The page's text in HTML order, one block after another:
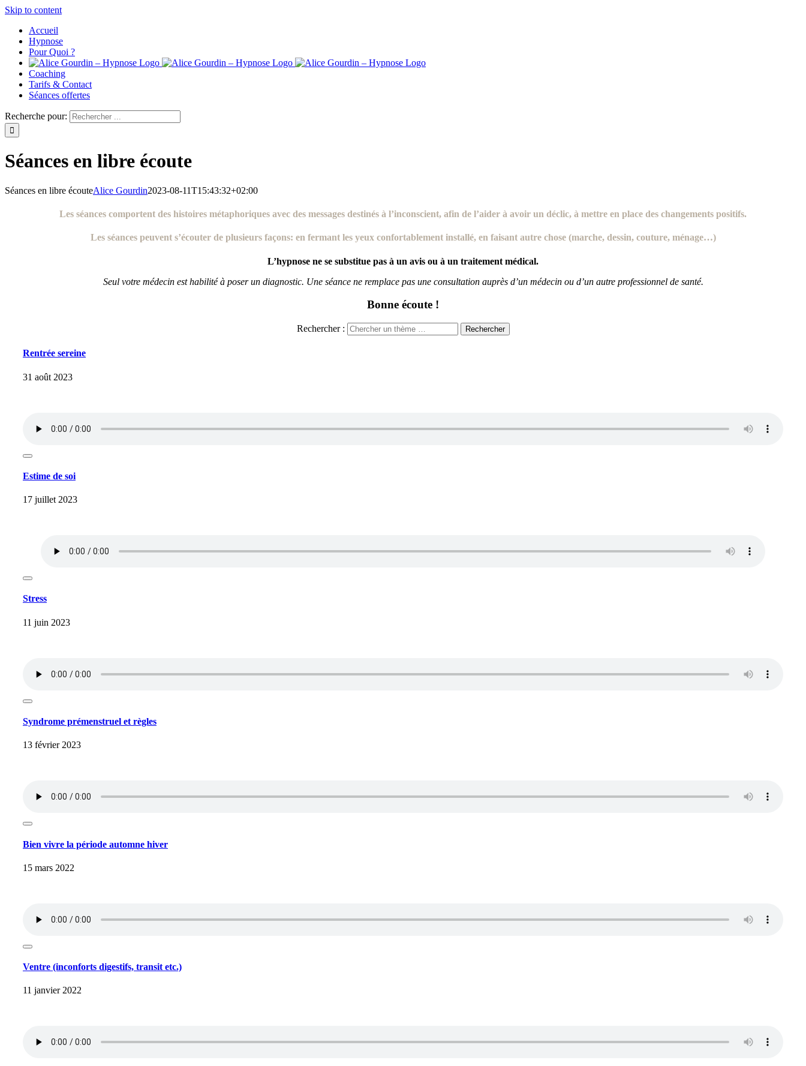
Skip to content
Accueil
Hypnose
Pour Quoi ?
Coaching
Tarifs & Contact
Séances offertes
Recherche pour:
Séances en libre écoute
Séances en libre écouteAlice Gourdin2023-08-11T15:43:32+02:00
Les séances comportent des histoires métaphoriques avec des messages destinés à l’inconscient, afin de l’aider à avoir un déclic, à mettre en place des changements positifs.
Les séances peuvent s’écouter de plusieurs façons: en fermant les yeux confortablement installé, en faisant autre chose (marche, dessin, couture, ménage…)
L’hypnose ne se substitue pas à un avis ou à un traitement médical.
Seul votre médecin est habilité à poser un diagnostic. Une séance ne remplace pas une consultation auprès d’un médecin ou d’un autre professionnel de santé.
Bonne écoute !
Rechercher :
Rentrée sereine
31 août 2023
Estime de soi
17 juillet 2023
Stress
11 juin 2023
Syndrome prémenstruel et règles
13 février 2023
Bien vivre la période automne hiver
15 mars 2022
Ventre (inconforts digestifs, transit etc.)
11 janvier 2022